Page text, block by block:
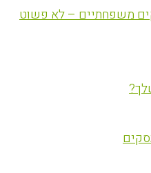
משפחתיים – לא פשוט